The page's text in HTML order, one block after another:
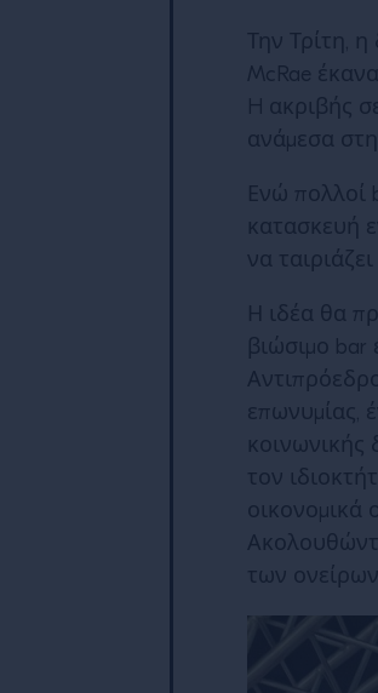
Την Τρίτη,
McRae
H ακριβής
ανάμεσα
Ενώ πολλοί
κατασκευή
να
Η ιδέα θα
βιώσιμο
επωνυμίας,
κοινωνικής
τον
οικονομικά
των